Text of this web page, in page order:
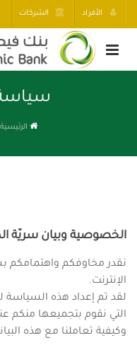
الأفراد الشركات
الرئيسية
الخصوصية وبيان سريّة
نقدر مخاوفكم واهتمامكم
الإنترنت.
لقد تم إعداد هذه
التي نقوم بتجميعها منكم
وكيفية تعاملنا مع هذه